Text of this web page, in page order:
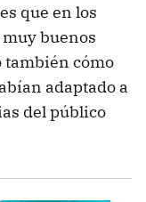
que en los
buenos
también cómo
adaptado a
del público